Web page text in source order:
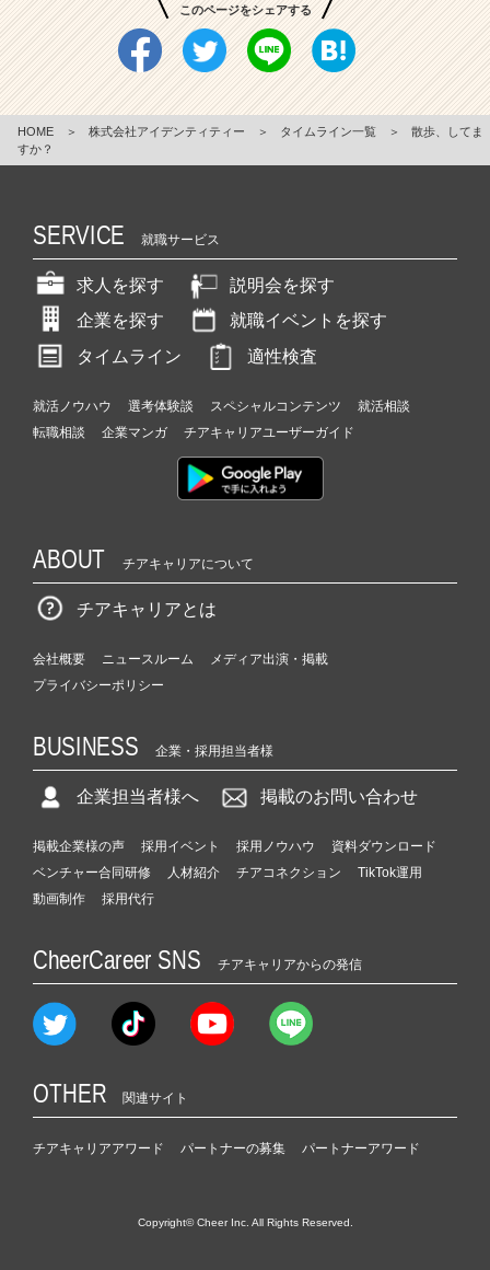
このページをシェアする
HOME ＞ 株式会社アイデンティティー ＞ タイムライン一覧 ＞
散歩、してま
すか？
SERVICE 就職サービス
求人を探す
説明会を探す
企業を探す
就職イベントを探す
タイムライン
適性検査
就活ノウハウ 選考体験談 スペシャルコンテンツ
就活相談
転職相談
企業マンガ チアキャリアユーザーガイド
ABOUT チアキャリアについて
チアキャリアとは
会社概要 ニュースルーム
メディア出演・掲載
プライバシーポリシー
BUSINESS 企業・採用担当者様
企業担当者様へ 掲載のお問い合わせ
掲載企業様の声 採用イベント 採用ノウハウ
資料ダウンロード
ベンチャー合同研修
人材紹介 チアコネクション
TikTok運用
動画制作
採用代行
CheerCareer SNS チアキャリアからの発信
OTHER 関連サイト
チアキャリアアワード パートナーの募集 パートナーアワード
Copyright© Cheer Inc. All Rights Reserved.